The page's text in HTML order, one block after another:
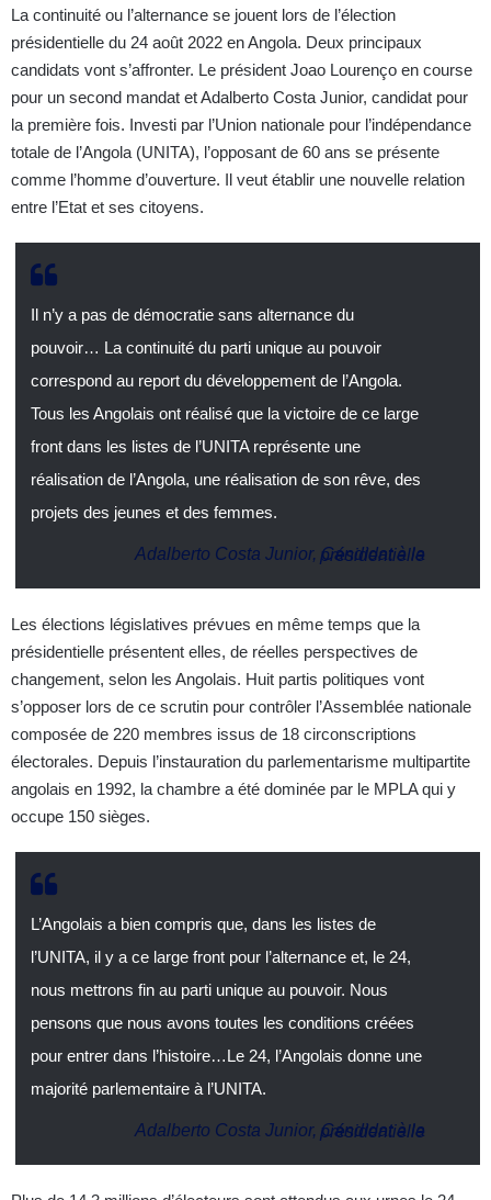
La continuité ou l’alternance se jouent lors de l’élection
présidentielle du 24 août 2022 en Angola. Deux principaux
candidats vont s’affronter. Le président Joao Lourenço en course
pour un second mandat et Adalberto Costa Junior, candidat pour
la première fois. Investi par l’Union nationale pour l’indépendance
totale de l’Angola (UNITA), l’opposant de 60 ans se présente
comme l’homme d’ouverture. Il veut établir une nouvelle relation
entre l’Etat et ses citoyens.
Il n’y a pas de démocratie sans alternance du
pouvoir… La continuité du parti unique au pouvoir
correspond au report du développement de l’Angola.
Tous les Angolais ont réalisé que la victoire de ce large
front dans les listes de l’UNITA représente une
réalisation de l’Angola, une réalisation de son rêve, des
projets des jeunes et des femmes.
Adalberto Costa Junior, Candidat à la présidentielle
Les élections législatives prévues en même temps que la
présidentielle présentent elles, de réelles perspectives de
changement, selon les Angolais. Huit partis politiques vont
s’opposer lors de ce scrutin pour contrôler l’Assemblée nationale
composée de 220 membres issus de 18 circonscriptions
électorales. Depuis l’instauration du parlementarisme multipartite
angolais en 1992, la chambre a été dominée par le MPLA qui y
occupe 150 sièges.
L’Angolais a bien compris que, dans les listes de
l’UNITA, il y a ce large front pour l’alternance et, le 24,
nous mettrons fin au parti unique au pouvoir. Nous
pensons que nous avons toutes les conditions créées
pour entrer dans l’histoire…Le 24, l’Angolais donne une
majorité parlementaire à l’UNITA.
Adalberto Costa Junior, Candidat à la présidentielle